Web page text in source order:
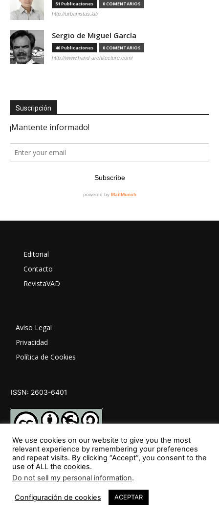
51 Publicaciones 0 COMENTARIOS
http://urbanistas.lat/
Sergio de Miguel García
46 Publicaciones 0 COMENTARIOS
http://www.hand-architecture.com/
Suscripción
Editorial
Contacto
RevistaVAD
Aviso Legal
Privacidad
Política de Cookies
ISSN: 2603-6401
SÍGUENOS
We use cookies on our website to give you the most
relevant experience by remembering your preferences
and repeat visits. By clicking “Accept”, you consent to the
use of ALL the cookies.
Do not sell my personal information.
Configuración de cookies ACEPTAR